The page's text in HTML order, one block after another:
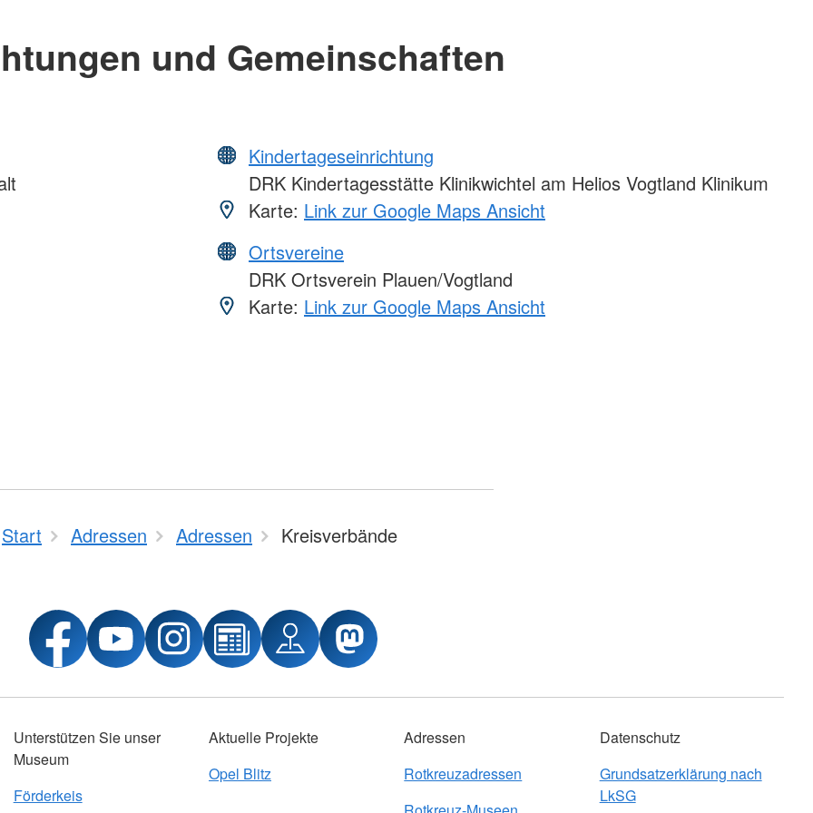
und Gemeinschaften
Kindertageseinrichtung
DRK Kindertagesstätte Klinikwichtel am Helios Vogtland Klinikum
Karte: Link zur Google Maps Ansicht
Ortsvereine
DRK Ortsverein Plauen/Vogtland
Karte: Link zur Google Maps Ansicht
Start Adressen Adressen Kreisverbände
Unterstützen Sie unser
Museum
Förderkeis
Aktuelle Projekte
Opel Blitz
Adressen
Rotkreuzadressen
Datenschutz
Grundsatzerklärung nach
LkSG